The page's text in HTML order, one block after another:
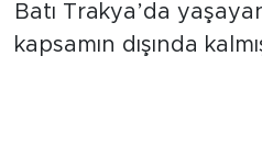
Batı Trakya’da
kapsamın dışında